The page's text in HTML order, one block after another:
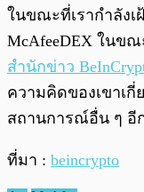
ในขณะที่เรากำลังเ
McAfeeDEX ในข
สำนักข่าว
ความคิดของเขาเกี่
สถานการณ์อื่น ๆ อี
ที่มา : beincrypto